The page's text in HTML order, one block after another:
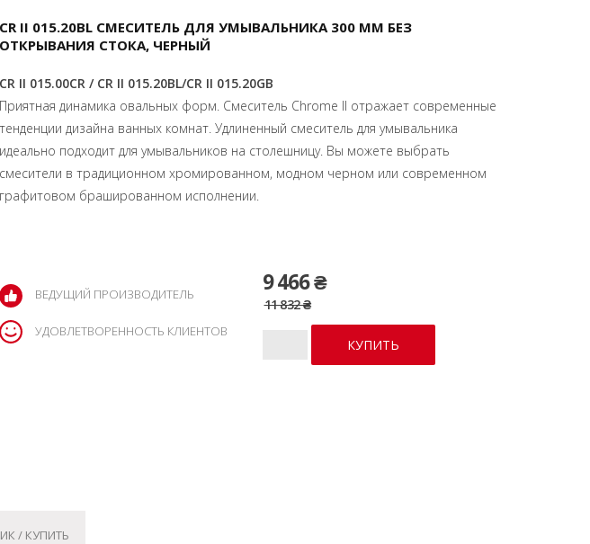
CR II 015.20BL СМЕСИТЕЛЬ ДЛЯ УМЫВАЛЬНИКА 300 ММ БЕЗ
ОТКРЫВАНИЯ СТОКА, ЧЕРНЫЙ
CR II 015.00CR / CR II 015.20BL/CR II 015.20GB
Приятная динамика овальных форм. Смеситель Chrome II отражает современные
тенденции дизайна ванных комнат. Удлиненный смеситель для умывальника
идеально подходит для умывальников на столешницу. Вы можете выбрать
смесители в традиционном хромированном, модном черном или современном
графитовом брашированном исполнении.
9 466 ₴
11 832 ₴
ВЕДУЩИЙ ПРОИЗВОДИТЕЛЬ
УДОВЛЕТВОРЕННОСТЬ КЛИЕНТОВ
/ КУПИТЬ